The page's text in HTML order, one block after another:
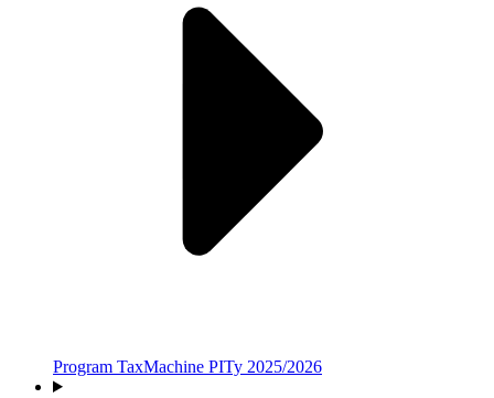
Program TaxMachine PITy 2025/2026